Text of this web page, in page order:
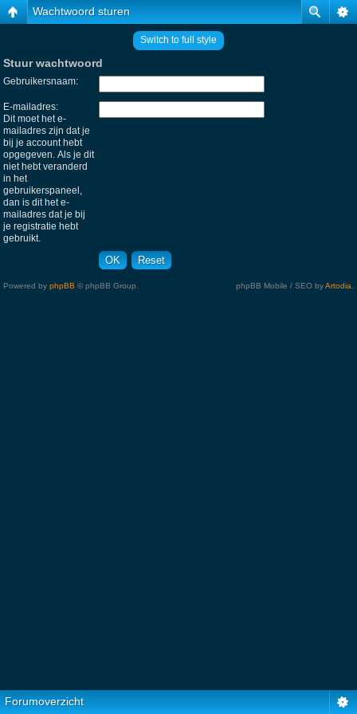
Wachtwoord sturen
Switch to full style
Stuur wachtwoord
Gebruikersnaam:
E-mailadres:
Dit moet het e-
mailadres zijn dat je
bij je account hebt
opgegeven. Als je dit
niet hebt veranderd
in het
gebruikerspaneel,
dan is dit het e-
mailadres dat je bij
je registratie hebt
gebruikt.
Powered by phpBB © phpBB Group. phpBB Mobile / SEO byArtodia
Forumoverzicht